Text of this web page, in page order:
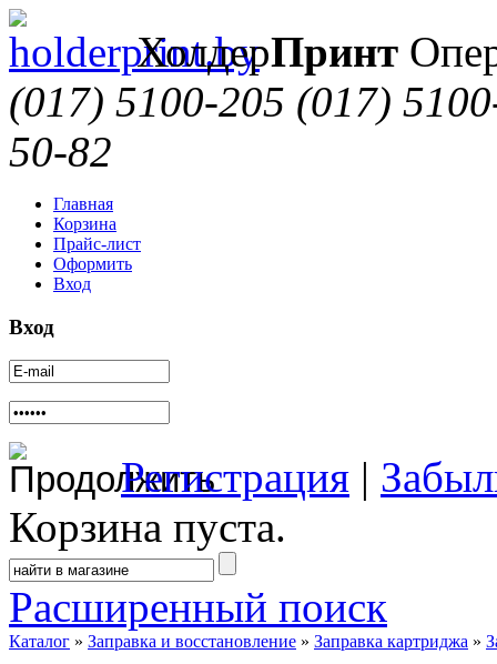
ХолдерПринт
(017) 5100-205 (017)
50-82
Главная
Корзина
Прайс-лист
Оформить
Вход
Вход
Регистрация |
Корзина пуста.
Расширенный поиск
Каталог » Заправка и восстановление » Заправка картриджа »